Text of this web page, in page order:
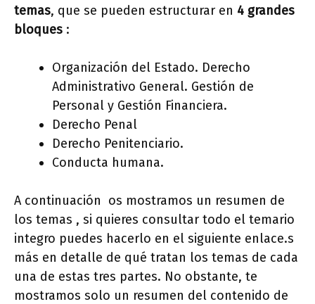
temas, que se pueden estructurar en 4 grandes
bloques :
Organización del Estado. Derecho
Administrativo General. Gestión de
Personal y Gestión Financiera.
Derecho Penal
Derecho Penitenciario.
Conducta humana.
A continuación os mostramos un resumen de
los temas , si quieres consultar todo el temario
integro puedes hacerlo en el siguiente enlace.s
más en detalle de qué tratan los temas de cada
una de estas tres partes. No obstante, te
mostramos solo un resumen del contenido de